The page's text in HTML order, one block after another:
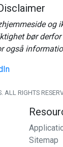
og
bør
også
RIGHTS
Sitemap